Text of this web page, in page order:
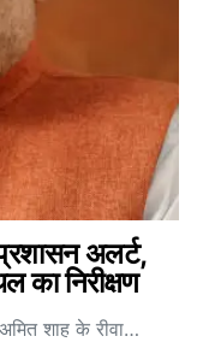
अलर्ट,
का निरीक्षण
शाह के रीवा…